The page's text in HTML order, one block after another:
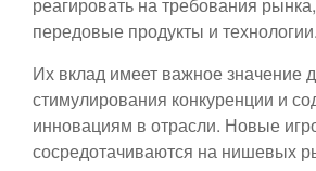
передовые продукты и технологии.
Их вклад имеет важное значение
стимулирования конкуренции и
инновациям в отрасли. Новые
сосредотачиваются на нишевых